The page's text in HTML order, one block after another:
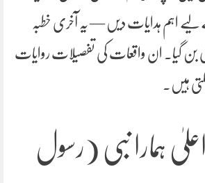
اہم ہدایات دیں — یہ آخری خطبہ
بن گیا۔ ان واقعات کی تفصیلات روایات
ہیں۔
ہمارا نبی (رسول